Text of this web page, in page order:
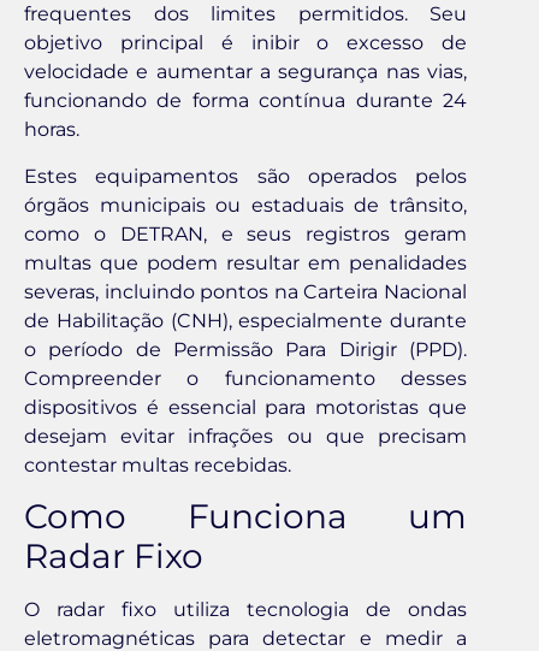
frequentes dos limites permitidos. Seu
objetivo principal é inibir o excesso de
velocidade e aumentar a segurança nas vias,
funcionando de forma contínua durante 24
horas.
Estes equipamentos são operados pelos
órgãos municipais ou estaduais de trânsito,
como o DETRAN, e seus registros geram
multas que podem resultar em penalidades
severas, incluindo pontos na Carteira Nacional
de Habilitação (CNH), especialmente durante
o período de Permissão Para Dirigir (PPD).
Compreender o funcionamento desses
dispositivos é essencial para motoristas que
desejam evitar infrações ou que precisam
contestar multas recebidas.
Como Funciona um
Radar Fixo
O radar fixo utiliza tecnologia de ondas
eletromagnéticas para detectar e medir a